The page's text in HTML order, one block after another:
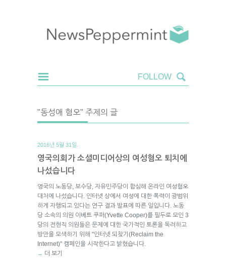
"동성애 혐오" 주제의 글
2016년 5월 31일.
영국의회가 소셜미디어상의 여성혐오 퇴치에
나섰습니다
영국의 노동당, 보수당, 자유민주당이 합심해 온라인 여성혐오
대처에 나섰습니다. 인터넷 상에서 여성에 대한 폭력이 광범위
하게 자행되고 있다는 연구 결과 발표에 따른 일입니다. 노동
당 소속의 의원 이베트 쿠퍼(Yvette Cooper)를 필두로 모인 3
당의 전현직 의원들은 문제에 대한 국가적인 토론을 독려하고
방안을 모색하기 위해 "인터넷 되찾기(Reclaim the
Internet)" 캠페인을 시작한다고 밝혔습니다.
→ 더 보기